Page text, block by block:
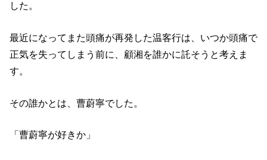
した。
最近になってまた頭痛が再発した温客行は、いつか頭痛で
正気を失ってしまう前に、顧湘を誰かに託そうと考えま
す。
その誰かとは、曹蔚寧でした。
「曹蔚寧が好きか」